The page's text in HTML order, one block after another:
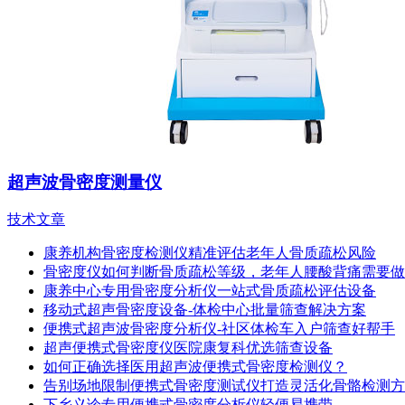
超声波骨密度测量仪
技术文章
康养机构骨密度检测仪精准评估老年人骨质疏松风险
骨密度仪如何判断骨质疏松等级，老年人腰酸背痛需要
康养中心专用骨密度分析仪一站式骨质疏松评估设备
移动式超声骨密度设备-体检中心批量筛查解决方案
便携式超声波骨密度分析仪-社区体检车入户筛查好帮手
超声便携式骨密度仪医院康复科优选筛查设备
如何正确选择医用超声波便携式骨密度检测仪？
告别场地限制便携式骨密度测试仪打造灵活化骨骼检测